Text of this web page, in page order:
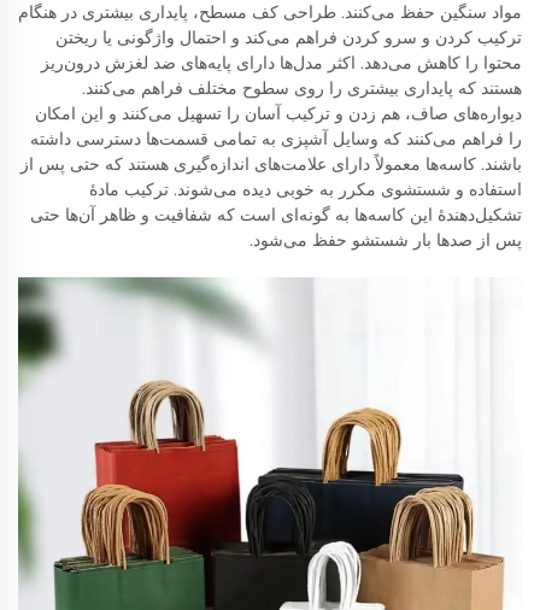
مواد سنگین حفظ می‌کنند. طراحی کف مسطح، پایداری بیشتری در هنگام
ترکیب کردن و سرو کردن فراهم می‌کند و احتمال واژگونی یا ریختن
محتوا را کاهش می‌دهد. اکثر مدل‌ها دارای پایه‌های ضد لغزش درون‌ریز
هستند که پایداری بیشتری را روی سطوح مختلف فراهم می‌کنند.
دیواره‌های صاف، هم زدن و ترکیب آسان را تسهیل می‌کنند و این امکان
را فراهم می‌کنند که وسایل آشپزی به تمامی قسمت‌ها دسترسی داشته
باشند. کاسه‌ها معمولاً دارای علامت‌های اندازه‌گیری هستند که حتی پس از
استفاده و شستشوی مکرر به خوبی دیده می‌شوند. ترکیب مادهٔ
تشکیل‌دهندهٔ این کاسه‌ها به گونه‌ای است که شفافیت و ظاهر آن‌ها حتی
پس از صدها بار شستشو حفظ می‌شود.